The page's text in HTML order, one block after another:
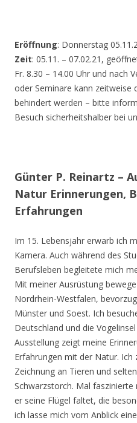
Eröffnung: Donnerstag
Zeit: 05.11. – 07.02.21,
Fr. 8.30 – 14.00 Uhr und nach
oder Seminare kann zeitweise
behindert werden – bitte
Besuch sicherheitshalber bei
Günter P. Reinartz –
Natur Erinnerungen,
Erfahrungen
Im 15. Lebensjahr erwarb ich
Kamera. Auch während des
Berufsleben begleitete mich
Mit meiner Ausrüstung
Nordrhein-Westfalen,
Münster und Soest. Ich
Deutschland und die
Ausstellung zeigt meine
Erfahrungen mit der Natur. Ich
Zeichnung an Tieren und
Schwarzstorch. Mal
er seine Flügel faltet, die
ich lasse mich vom Anblick